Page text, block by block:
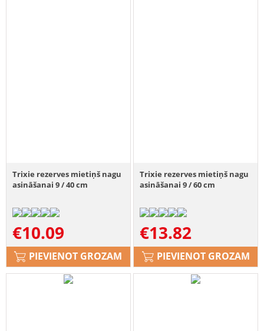
Trixie rezerves mietiņš nagu
asināšanai 9 / 40 cm
€10.09
PIEVIENOT GROZAM
Trixie rezerves mietiņš nagu
asināšanai 9 / 60 cm
€13.82
PIEVIENOT GROZAM